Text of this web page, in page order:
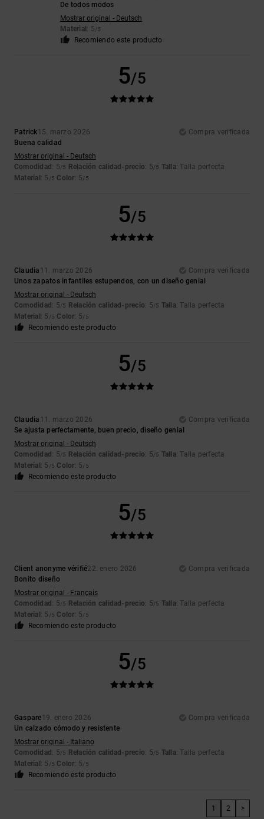
De todos modos
Mostrar original - Deutsch
Material : 5/5
Recomiendo este producto
5/5
Patrick15. marzo 2026
Compra verificada
Buena calidad
Mostrar original - Deutsch
Comodidad : 5/5 Relación calidad-precio: 5/5 Talla: Talla perfecta
Material : 5 /5 Color: 5/5
5/5
Claudia 11. marzo 2026
Compra verificada
Unos zapatos infantiles estupendos, con un diseño genial
Mostrar original - Deutsch
Comodidad : 5/5 Relación calidad-precio: 5/5 Talla: Talla perfecta
Material : 5 /5 Color: 5/5
Recomiendo este producto
5/5
Claudia 11. marzo 2026
Compra verificada
Se ajusta perfectamente, buen precio, diseño genial
Mostrar original - Deutsch
Comodidad : 5/5 Relación calidad-precio: 5/5 Talla: Talla perfecta
Material : 5 /5 Color: 5/5
Recomiendo este producto
5/5
Client anonyme vérifié22. enero 2026
Compra verificada
Bonito diseño
Mostrar original - Français
Comodidad : 5/5 Relación calidad-precio: 5/5 Talla: Talla perfecta
Material : 5 /5 Color: 5/5
Recomiendo este producto
5/5
Gaspare19. enero 2026
Compra verificada
Un calzado cómodo y resistente
Mostrar original - Italiano
Comodidad : 5/5 Relación calidad-precio: 5/5 Talla: Talla perfecta
Material : 5 /5 Color: 5/5
Recomiendo este producto
1 2 >